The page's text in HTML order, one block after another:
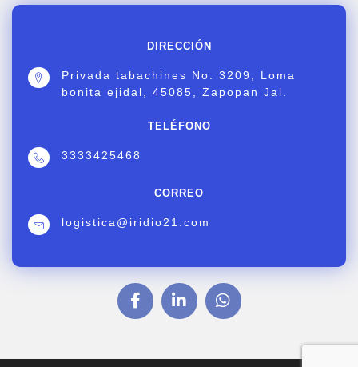
DIRECCIÓN
Privada tabachines No. 3209, Loma
bonita ejidal, 45085, Zapopan Jal.
TELÉFONO
3333425468
CORREO
logistica@iridio21.com